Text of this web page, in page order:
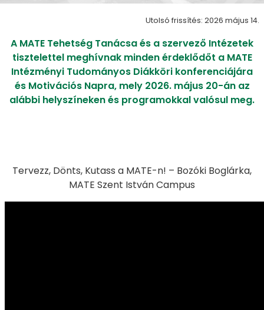
Utolsó frissítés: 2026 május 14.
A MATE Tehetség Tanácsa és a szervező Intézetek
tisztelettel meghívnak minden érdeklődőt a MATE
Intézményi Tudományos Diákköri konferenciájára
és Motivációs Napra, mely 2026. május 20-án az
alábbi helyszíneken és programokkal valósul meg.
Tervezz, Dönts, Kutass a MATE-n! – Bozóki Boglárka,
MATE Szent István Campus